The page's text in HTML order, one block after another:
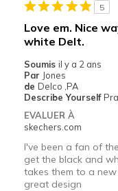
Casual Wear
Going Out
Travel
Width
Sizing
View On Shoes
5
Love em. Nice
white Delt.
Soumis il y a 2 ans
Par Jones
de Delco ,PA
Describe Yourself
EVALUER À
skechers.com
I've been a fan of
get the black and
takes them to a
great design